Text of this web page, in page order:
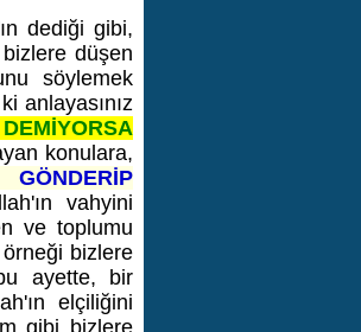
dediği gibi,
düşen
söylemek
anlayasınız
konulara,
vahyini
ve toplumu
bizlere
ayette, bir
elçiliğini
gibi bizlere